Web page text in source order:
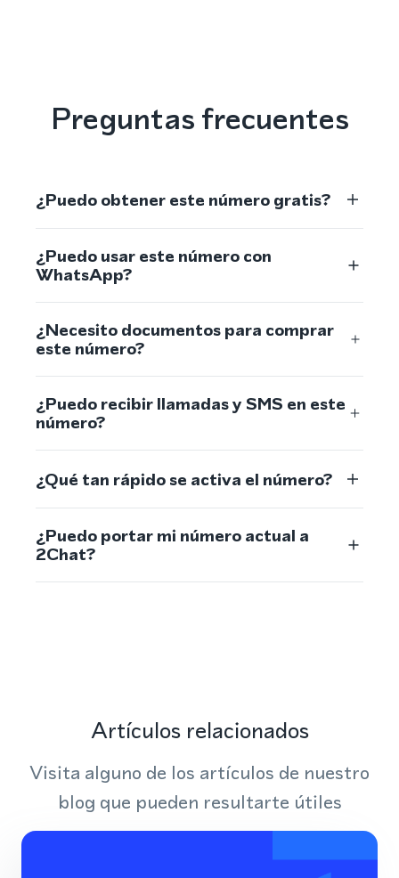
Preguntas frecuentes
¿Puedo obtener este número gratis?
¿Puedo usar este número con
WhatsApp?
¿Necesito documentos para comprar
este número?
¿Puedo recibir llamadas y SMS en este
número?
¿Qué tan rápido se activa el número?
¿Puedo portar mi número actual a
2Chat?
Artículos relacionados
Visita alguno de los artículos de nuestro
blog que pueden resultarte útiles